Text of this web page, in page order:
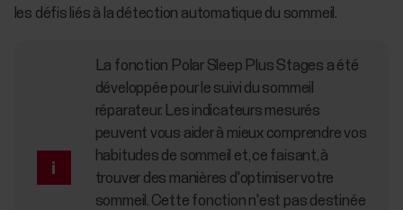
les défis liés à la détection automatique du sommeil.
La fonction Polar Sleep Plus Stages a été
développée pour le suivi du sommeil
réparateur. Les indicateurs mesurés
peuvent vous aider à mieux comprendre vos
habitudes de sommeil et, ce faisant, à
trouver des manières d'optimiser votre
sommeil. Cette fonction n'est pas destinée